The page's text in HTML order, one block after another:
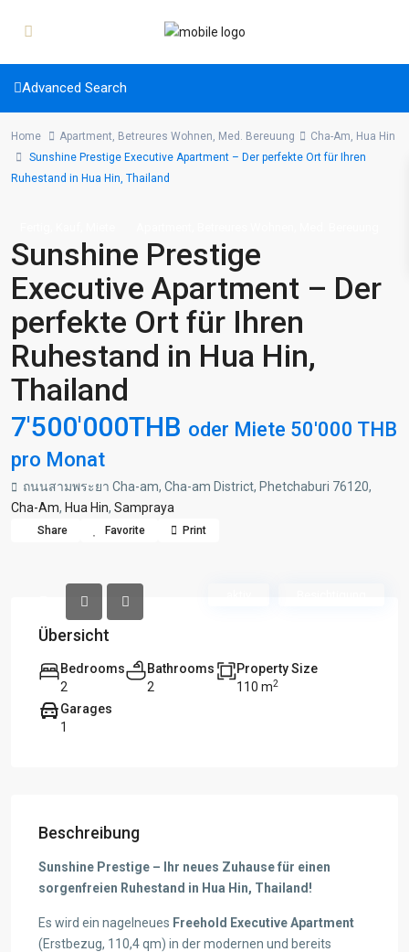
Advanced Search
Home Apartment, Betreures Wohnen, Med. Bereuung Cha-Am, Hua Hin
Sunshine Prestige Executive Apartment – Der perfekte Ort für Ihren
Ruhestand in Hua Hin, Thailand
Sunshine Prestige
Executive Apartment – Der
perfekte Ort für Ihren
Ruhestand in Hua Hin,
Thailand
7'500'000THB oder Miete 50'000 THB
pro Monat
ถนนสามพระยา Cha-am, Cha-am District, Phetchaburi 76120,
Cha-Am, Hua Hin, Sampraya
Share Favorite Print
Übersicht
Bedrooms
2
Bathrooms
2
Property Size
110 m2
Garages
1
Beschreibung
Sunshine Prestige – Ihr neues Zuhause für einen
sorgenfreien Ruhestand in Hua Hin, Thailand!
Es wird ein nagelneues Freehold Executive Apartment
(Erstbezug, 110,4 qm) in der modernen und bereits